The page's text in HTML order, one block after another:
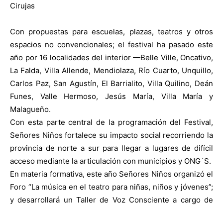
Cirujas
Con propuestas para escuelas, plazas, teatros y otros
espacios no convencionales; el festival ha pasado este
año por 16 localidades del interior —Belle Ville, Oncativo,
La Falda, Villa Allende, Mendiolaza, Río Cuarto, Unquillo,
Carlos Paz, San Agustín, El Barrialito, Villa Quilino, Deán
Funes, Valle Hermoso, Jesús María, Villa María y
Malagueño.
Con esta parte central de la programación del Festival,
Señores Niños fortalece su impacto social recorriendo la
provincia de norte a sur para llegar a lugares de difícil
acceso mediante la articulación con municipios y ONG´S.
En materia formativa, este año Señores Niños organizó el
Foro “La música en el teatro para niñas, niños y jóvenes”;
y desarrollará un Taller de Voz Consciente a cargo de